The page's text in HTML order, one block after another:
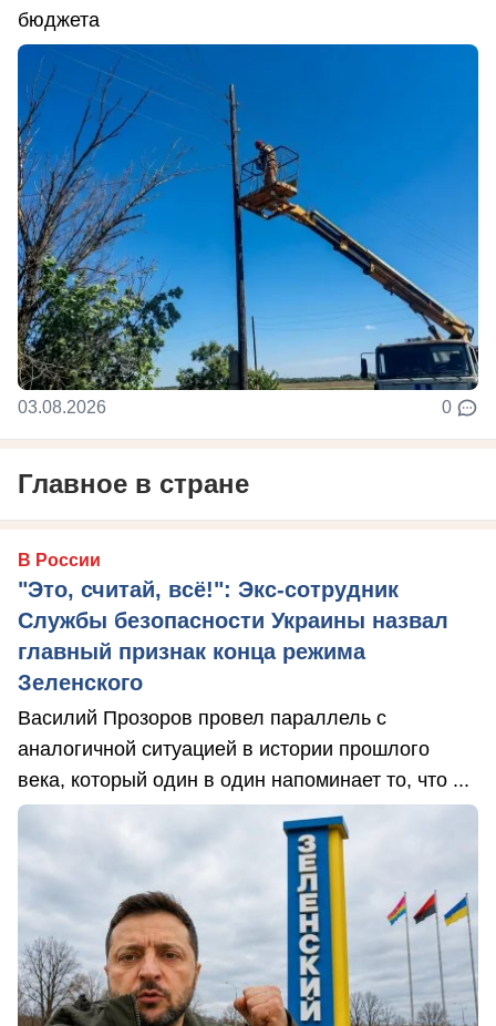
бюджета
03.08.2026 0
Главное в стране
В России
"Это, считай, всё!": Экс-сотрудник
Службы безопасности Украины назвал
главный признак конца режима
Зеленского
Василий Прозоров провел параллель с
аналогичной ситуацией в истории прошлого
века, который один в один напоминает то, что ...